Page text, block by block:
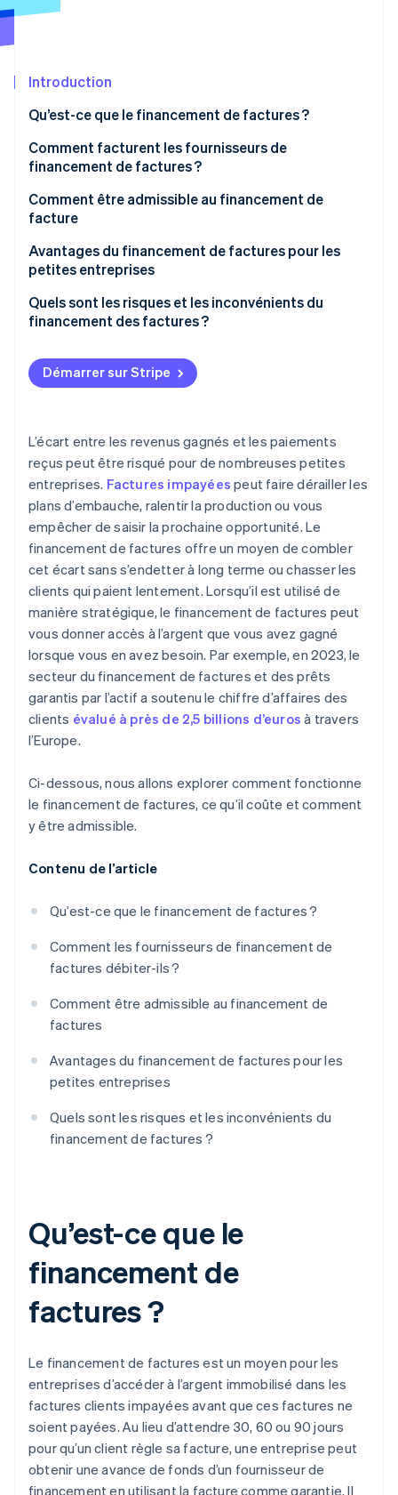
Découvrez les prochaines évolutions
Atlas
Climate
Élimination du carbone
Identity
Découvrez comment Stripe construit l’infrastructure
Regarder la vidéo
Partenaires
Introduction
Qu’est-ce que le financement de factures ?
Fonctionnement
l’affacturage des factures
Comment facturent les fournisseurs de
financement de factures ?
Comment être admissible au financement de
facture
Factures B2B solides et impayées
Clients solvables
Historique d’exploitation
Secteur adapté
Avantages du financement de factures pour les
petites entreprises
Accès plus rapide aux fonds
Contrôle de la relation client
Quels sont les risques et les inconvénients du
financement des factures ?
Le financement des factures est souvent plus cher
qu’il n’y paraît
Vous conservez le risque de non-paiement
Toutes les entreprises ne sont pas admissibles (ou
ne bénéficient pas)
Il y a un potentiel de visibilité client
Le financement des factures n’est pas une solution
à long terme
Démarrer sur Stripe
L’écart entre les revenus gagnés et les paiements
reçus peut être risqué pour de nombreuses petites
entreprises. Factures impayées peut faire dérailler les
plans d’embauche, ralentir la production ou vous
empêcher de saisir la prochaine opportunité. Le
financement de factures offre un moyen de combler
cet écart sans s’endetter à long terme ou chasser les
clients qui paient lentement. Lorsqu’il est utilisé de
manière stratégique, le financement de factures peut
vous donner accès à l’argent que vous avez gagné
lorsque vous en avez besoin. Par exemple, en 2023, le
secteur du financement de factures et des prêts
garantis par l’actif a soutenu le chiffre d’affaires des
clients évalué à près de 2,5 billions d’euros à travers
l’Europe.
Ci-dessous, nous allons explorer comment fonctionne
le financement de factures, ce qu’il coûte et comment
y être admissible.
Contenu de l’article
Qu’est-ce que le financement de factures ?
Comment les fournisseurs de financement de
factures débiter-ils ?
Comment être admissible au financement de
factures
Avantages du financement de factures pour les
petites entreprises
Quels sont les risques et les inconvénients du
financement de factures ?
Qu’est-ce que le
financement de
factures ?
Le financement de factures est un moyen pour les
entreprises d’accéder à l’argent immobilisé dans les
factures clients impayées avant que ces factures ne
soient payées. Au lieu d’attendre 30, 60 ou 90 jours
pour qu’un client règle sa facture, une entreprise peut
obtenir une avance de fonds d’un fournisseur de
financement en utilisant la facture comme garantie. Il